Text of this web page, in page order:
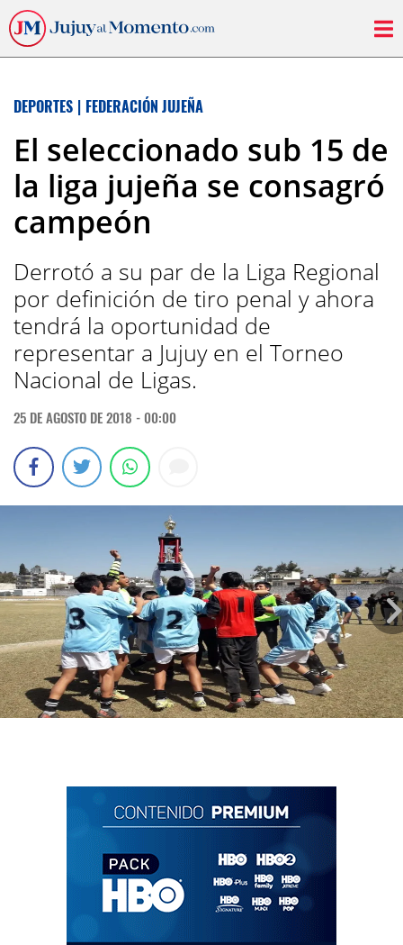
DEPORTES | FEDERACIÓN JUJEÑA
El seleccionado sub 15 de
la liga jujeña se consagró
campeón
Derrotó a su par de la Liga Regional
por definición de tiro penal y ahora
tendrá la oportunidad de
representar a Jujuy en el Torneo
Nacional de Ligas.
25 DE AGOSTO DE 2018 - 00:00